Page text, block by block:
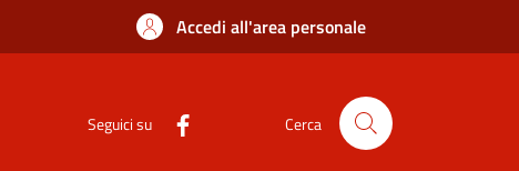
Accedi all'area personale
Seguici su Cerca